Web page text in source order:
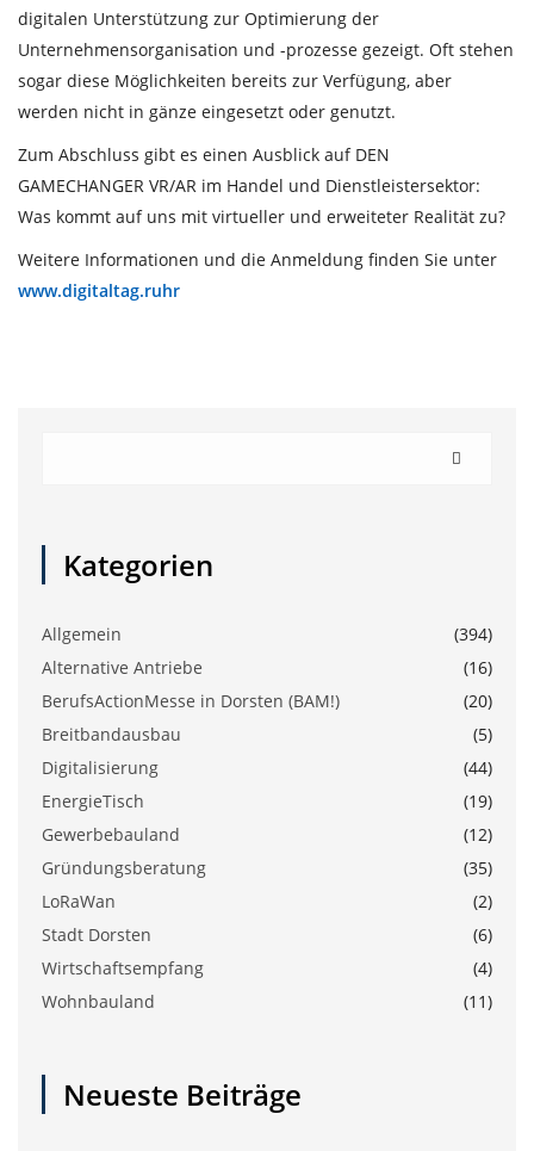
digitalen Unterstützung zur Optimierung der
Unternehmensorganisation und -prozesse gezeigt. Oft stehen
sogar diese Möglichkeiten bereits zur Verfügung, aber
werden nicht in gänze eingesetzt oder genutzt.
Zum Abschluss gibt es einen Ausblick auf DEN
GAMECHANGER VR/AR im Handel und Dienstleistersektor:
Was kommt auf uns mit virtueller und erweiteter Realität zu?
Weitere Informationen und die Anmeldung finden Sie unter
www.digitaltag.ruhr
Kategorien
Allgemein
(394)
Alternative Antriebe
(16)
BerufsActionMesse in Dorsten (BAM!)
(20)
Breitbandausbau
(5)
Digitalisierung
(44)
EnergieTisch
(19)
Gewerbebauland
(12)
Gründungsberatung
(35)
LoRaWan
(2)
Stadt Dorsten
(6)
Wirtschaftsempfang
(4)
Wohnbauland
(11)
Neueste Beiträge